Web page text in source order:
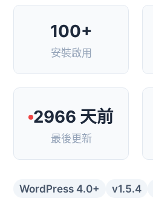
100+
安裝啟用
2966 天前
最後更新
WordPress 4.0+ v1.5.4